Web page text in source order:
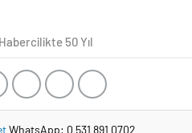
50 Yıl
WhatsApp: 0 531 891 0702